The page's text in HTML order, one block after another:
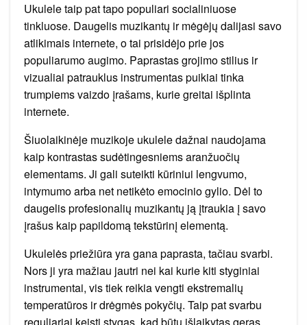
Ukulele taip pat tapo populiari socialiniuose
tinkluose. Daugelis muzikantų ir mėgėjų dalijasi savo
atlikimais internete, o tai prisidėjo prie jos
populiarumo augimo. Paprastas grojimo stilius ir
vizualiai patrauklus instrumentas puikiai tinka
trumpiems vaizdo įrašams, kurie greitai išplinta
internete.
Šiuolaikinėje muzikoje ukulele dažnai naudojama
kaip kontrastas sudėtingesniems aranžuočių
elementams. Ji gali suteikti kūriniui lengvumo,
intymumo arba net netikėto emocinio gylio. Dėl to
daugelis profesionalių muzikantų ją įtraukia į savo
įrašus kaip papildomą tekstūrinį elementą.
Ukulelės priežiūra yra gana paprasta, tačiau svarbi.
Nors ji yra mažiau jautri nei kai kurie kiti styginiai
instrumentai, vis tiek reikia vengti ekstremalių
temperatūros ir drėgmės pokyčių. Taip pat svarbu